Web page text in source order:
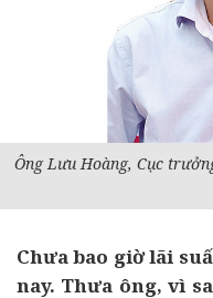
Ông Lưu Hoàng, Cục
Chưa bao giờ lãi
nay. Thưa ông, vì